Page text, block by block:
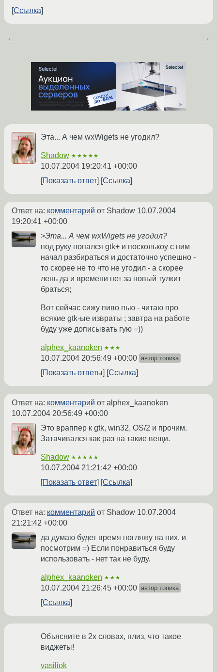
Ссылка
← →
Эта... А чем wxWigets не угодил?
Shadow ★★★★★
10.07.2004 19:20:41 +00:00
Показать ответ
Ссылка
Ответ на: комментарий от Shadow 10.07.2004
19:20:41 +00:00
>Эта... А чем wxWigets не угодил?
под руку попался gtk+ и посколькоу с ним
начал разбираться и достаточно успешно -
то скорее не то что не угодил - а скорее
лень да и времени нет за новый тулкит
браться;
Вот сейчас сижу пиво пью - читаю про
всякие gtk-ые извраты ; завтра на работе
буду уже дописывать гую =))
alphex_kaanoken ★★★
10.07.2004 20:56:49 +00:00 автор топика
Показать ответы Ссылка
Ответ на: комментарий от alphex_kaanoken
10.07.2004 20:56:49 +00:00
Это враппер к gtk, win32, OS/2 и прочим.
Затачивался как раз на такие вещи.
Shadow ★★★★★
10.07.2004 21:21:42 +00:00
Показать ответ
Ссылка
Ответ на: комментарий от Shadow 10.07.2004
21:21:42 +00:00
да думаю будет время погляжу на них, и
посмотрим =) Если понравиться буду
использовать - нет так не буду.
alphex_kaanoken ★★★
10.07.2004 21:26:45 +00:00 автор топика
Ссылка
Объясните в 2х словах, плиз, что такое
виджеты!
vasiliok